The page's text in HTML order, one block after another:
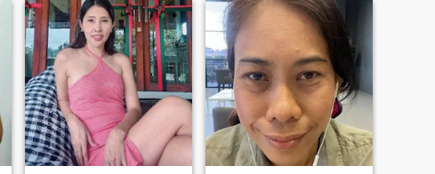
la confiance et un peu de
romance dans la vie de tous
les jours.
arbres, voyager et aimer la
nature, comme aller à la mer,
marcher sur la plage, les
loisirs sont écouter de la
musique, j'aime l'honnêteté,
regarder le monde
positivement et prêt à
prendre soin, si vous aime